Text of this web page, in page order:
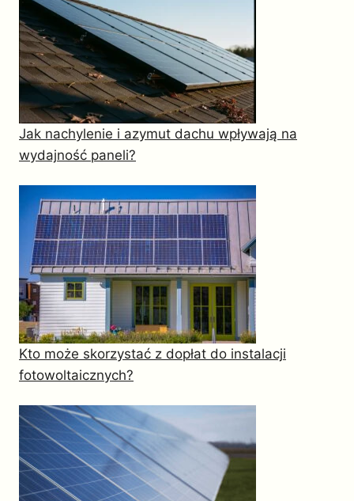
Jak nachylenie i azymut dachu wpływają na
wydajność paneli?
Kto może skorzystać z dopłat do instalacji
fotowoltaicznych?